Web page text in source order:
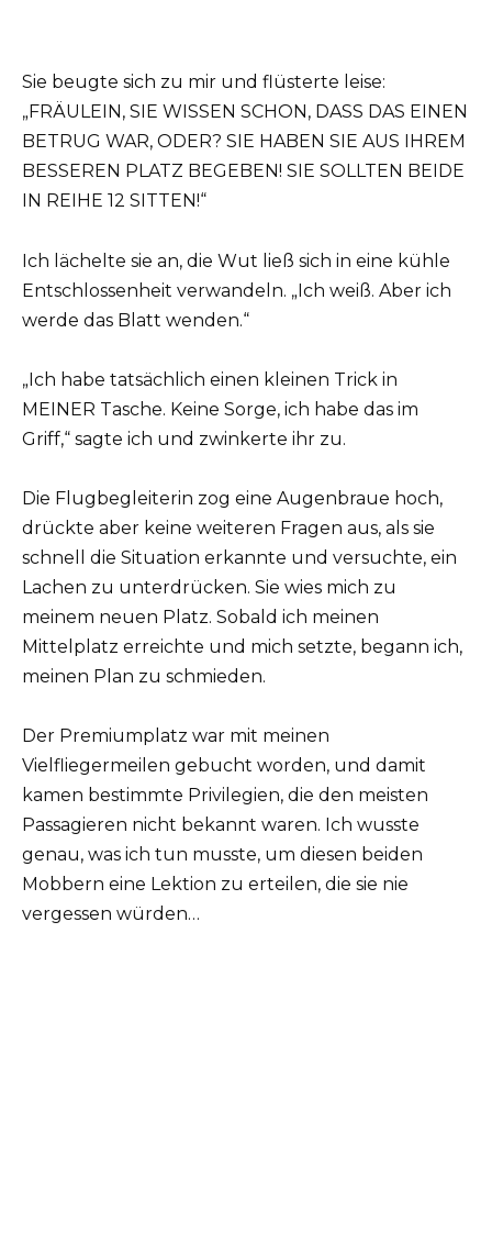
Sie beugte sich zu mir und flüsterte leise:
„FRÄULEIN, SIE WISSEN SCHON, DASS DAS EINEN
BETRUG WAR, ODER? SIE HABEN SIE AUS IHREM
BESSEREN PLATZ BEGEBEN! SIE SOLLTEN BEIDE
IN REIHE 12 SITTEN!“
Ich lächelte sie an, die Wut ließ sich in eine kühle
Entschlossenheit verwandeln. „Ich weiß. Aber ich
werde das Blatt wenden.“
„Ich habe tatsächlich einen kleinen Trick in
MEINER Tasche. Keine Sorge, ich habe das im
Griff,“ sagte ich und zwinkerte ihr zu.
Die Flugbegleiterin zog eine Augenbraue hoch,
drückte aber keine weiteren Fragen aus, als sie
schnell die Situation erkannte und versuchte, ein
Lachen zu unterdrücken. Sie wies mich zu
meinem neuen Platz. Sobald ich meinen
Mittelplatz erreichte und mich setzte, begann ich,
meinen Plan zu schmieden.
Der Premiumplatz war mit meinen
Vielfliegermeilen gebucht worden, und damit
kamen bestimmte Privilegien, die den meisten
Passagieren nicht bekannt waren. Ich wusste
genau, was ich tun musste, um diesen beiden
Mobbern eine Lektion zu erteilen, die sie nie
vergessen würden…